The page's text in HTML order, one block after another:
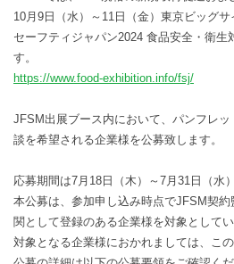
10月9日（水）～11日（金）東京ビッグ
セーフティジャパン2024 食品安全・衛生
す。
https://www.food-exhibition.info/fsj/
JFSM出展ブース内において、パンフレ
談を希望される企業様を公募致します。
応募期間は7月18日（木）～7月31日（水）
本公募は、参加申し込み時点でJFSM契
関として登録のある企業様を対象としてい
対象となる企業様におかれましては、こ